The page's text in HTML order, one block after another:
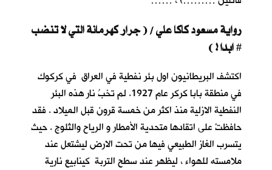
رواية مسعود كاكا علي / ( جرار كهرمانة التي لا تنضب
#
اكتشف البريطانيون اول بئر نفطية في العراق في كركوك
في منطقة بابا كركر عام 1927. لم تخبُ نار هذه البئر
النفطية الازلية منذ اكثر من خمسة قرون قبل الميلاد . فقد
حافظتْ على اتقادها متحدية الأمطار و الرياح والثلوج . حيث
يتسرب الغاز الطبيعي فيها من تحت الارض ليشتعل عند
ملامسته للهواء ، ليظهر عند سطح التربة كينابيع نارية